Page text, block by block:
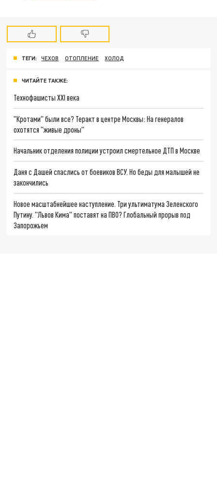
ТЕГИ: ЧЕХОВ ОТОПЛЕНИЕ ХОЛОД
ЧИТАЙТЕ ТАКЖЕ:
Технофашисты XXI века
"Кротами" были все? Теракт в центре Москвы: На генералов
охотятся "живые дроны"
Начальник отделения полиции устроил смертельное ДТП в Москве
Даня с Дашей спаслись от боевиков ВСУ. Но беды для малышей не
закончились
Новое масштабнейшее наступление. Три ультиматума Зеленского
Путину. "Львов Кима" поставят на ПВО? Глобальный прорыв под
Запорожьем